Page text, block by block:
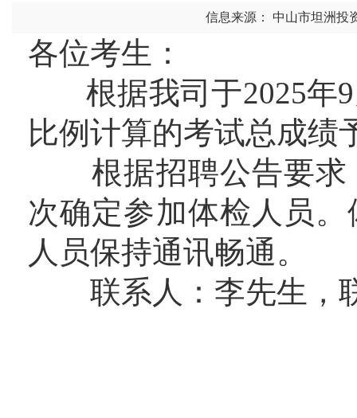
信息来源： 中山市坦洲投
各位考生：
根据我司于2025年9
比例计算的考试总成绩
根据招聘公告要求
次确定参加体检人员
人员保持通讯畅通。
联系人：李先生，联